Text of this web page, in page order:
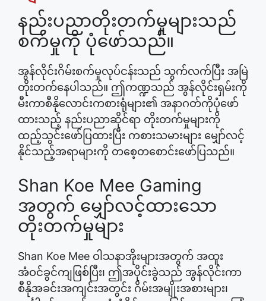
နည်းပညာတိုးတက်မှုများသည်
စက်မှုကို ပုံဖော်သည်။
အွန်လိုင်းဂိမ်းစက်မှုလုပ်ငန်းသည် သွက်လက်ပြီး အမြဲ
တိုးတက်နေပါသည်။ ဤကဏ္ဍသည် အွန်လိုင်းရှမ်းကို
မီးကာစီနိုလောင်းကစားရုံများ၏ အနာဂတ်ကိုပုံဖော်
ထားသည့် နည်းပညာဆိုင်ရာ တိုးတက်မှုများကို
ထည့်သွင်းဖော်ပြထားပြီး ကစားသမားများ မျှော်လင့်
နိုင်သည့်အရာများကို တစေ့တစောင်းဖော်ပြသည်။
Shan Koe Mee Gaming
အတွက် မျှော်လင့်ထားသော
တိုးတက်မှုများ
Shan Koe Mee ဝါသနာအိုးများအတွက် အထူး
အံဝင်ခွင်ကျဖြစ်ပြီး၊ ဤအပိုင်းခွဲသည် အွန်လိုင်းကာ
စီနိုအခင်းအကျင်းအတွင်း ဂိမ်းအမျိုးအစားများ၊